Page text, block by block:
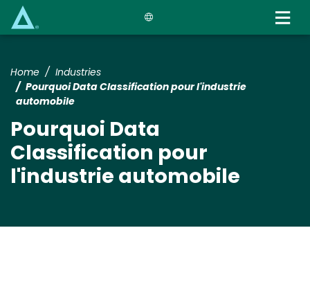
Home
Industries
Pourquoi Data Classification pour l'industrie
automobile
Pourquoi Data
Classification pour
l'industrie automobile